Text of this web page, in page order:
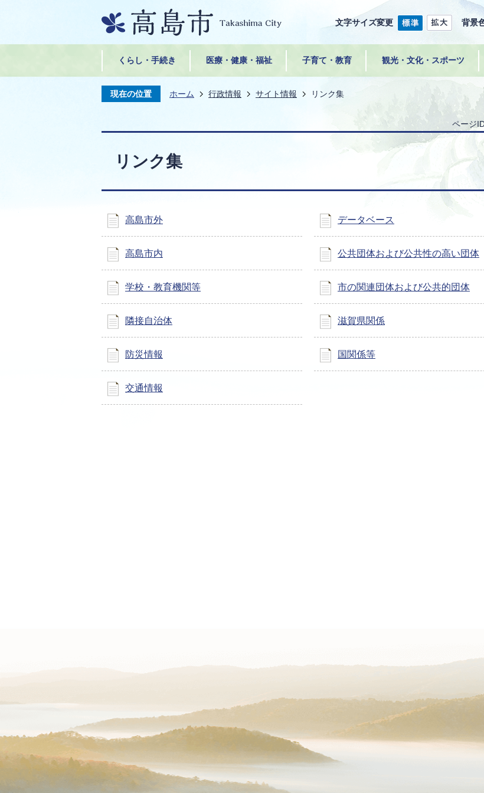
文字サイズ変更 背景
くらし・手続き 医療・健康・福祉 子育て・教育 観光・文化・スポーツ
現在の位置 ホーム 行政情報 サイト情報 リンク集
ページID
リンク集
高島市外 データベース
高島市内 公共団体および公共性の高い団体
学校・教育機関等 市の関連団体および公共的団体
隣接自治体 滋賀県関係
防災情報 国関係等
交通情報